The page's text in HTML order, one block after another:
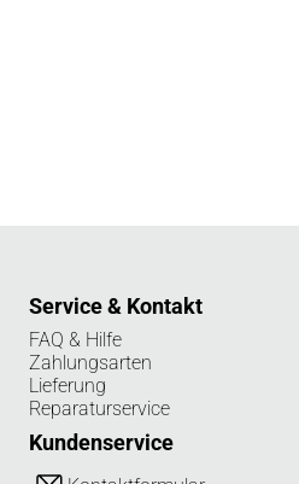
Service & Kontakt
FAQ & Hilfe
Zahlungsarten
Lieferung
Reparaturservice
Kundenservice